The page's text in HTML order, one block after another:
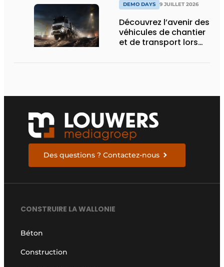
DEMO DAYS 9 JUILLET 2026
Découvrez l’avenir des
véhicules de chantier
et de transport lors
Des questions ? Contactez-nous
CONSTRUIRE LA WALLONIE
Béton
Construction